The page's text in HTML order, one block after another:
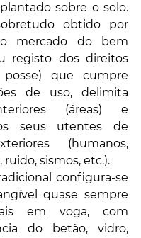
sobre o solo.
obtido por
mercado do bem
registo dos direitos
que cumpre
de uso, delimita
(áreas) e
seus utentes de
(humanos,
sismos, etc.).
configura-se
quase sempre
em voga, com
do betão, vidro,